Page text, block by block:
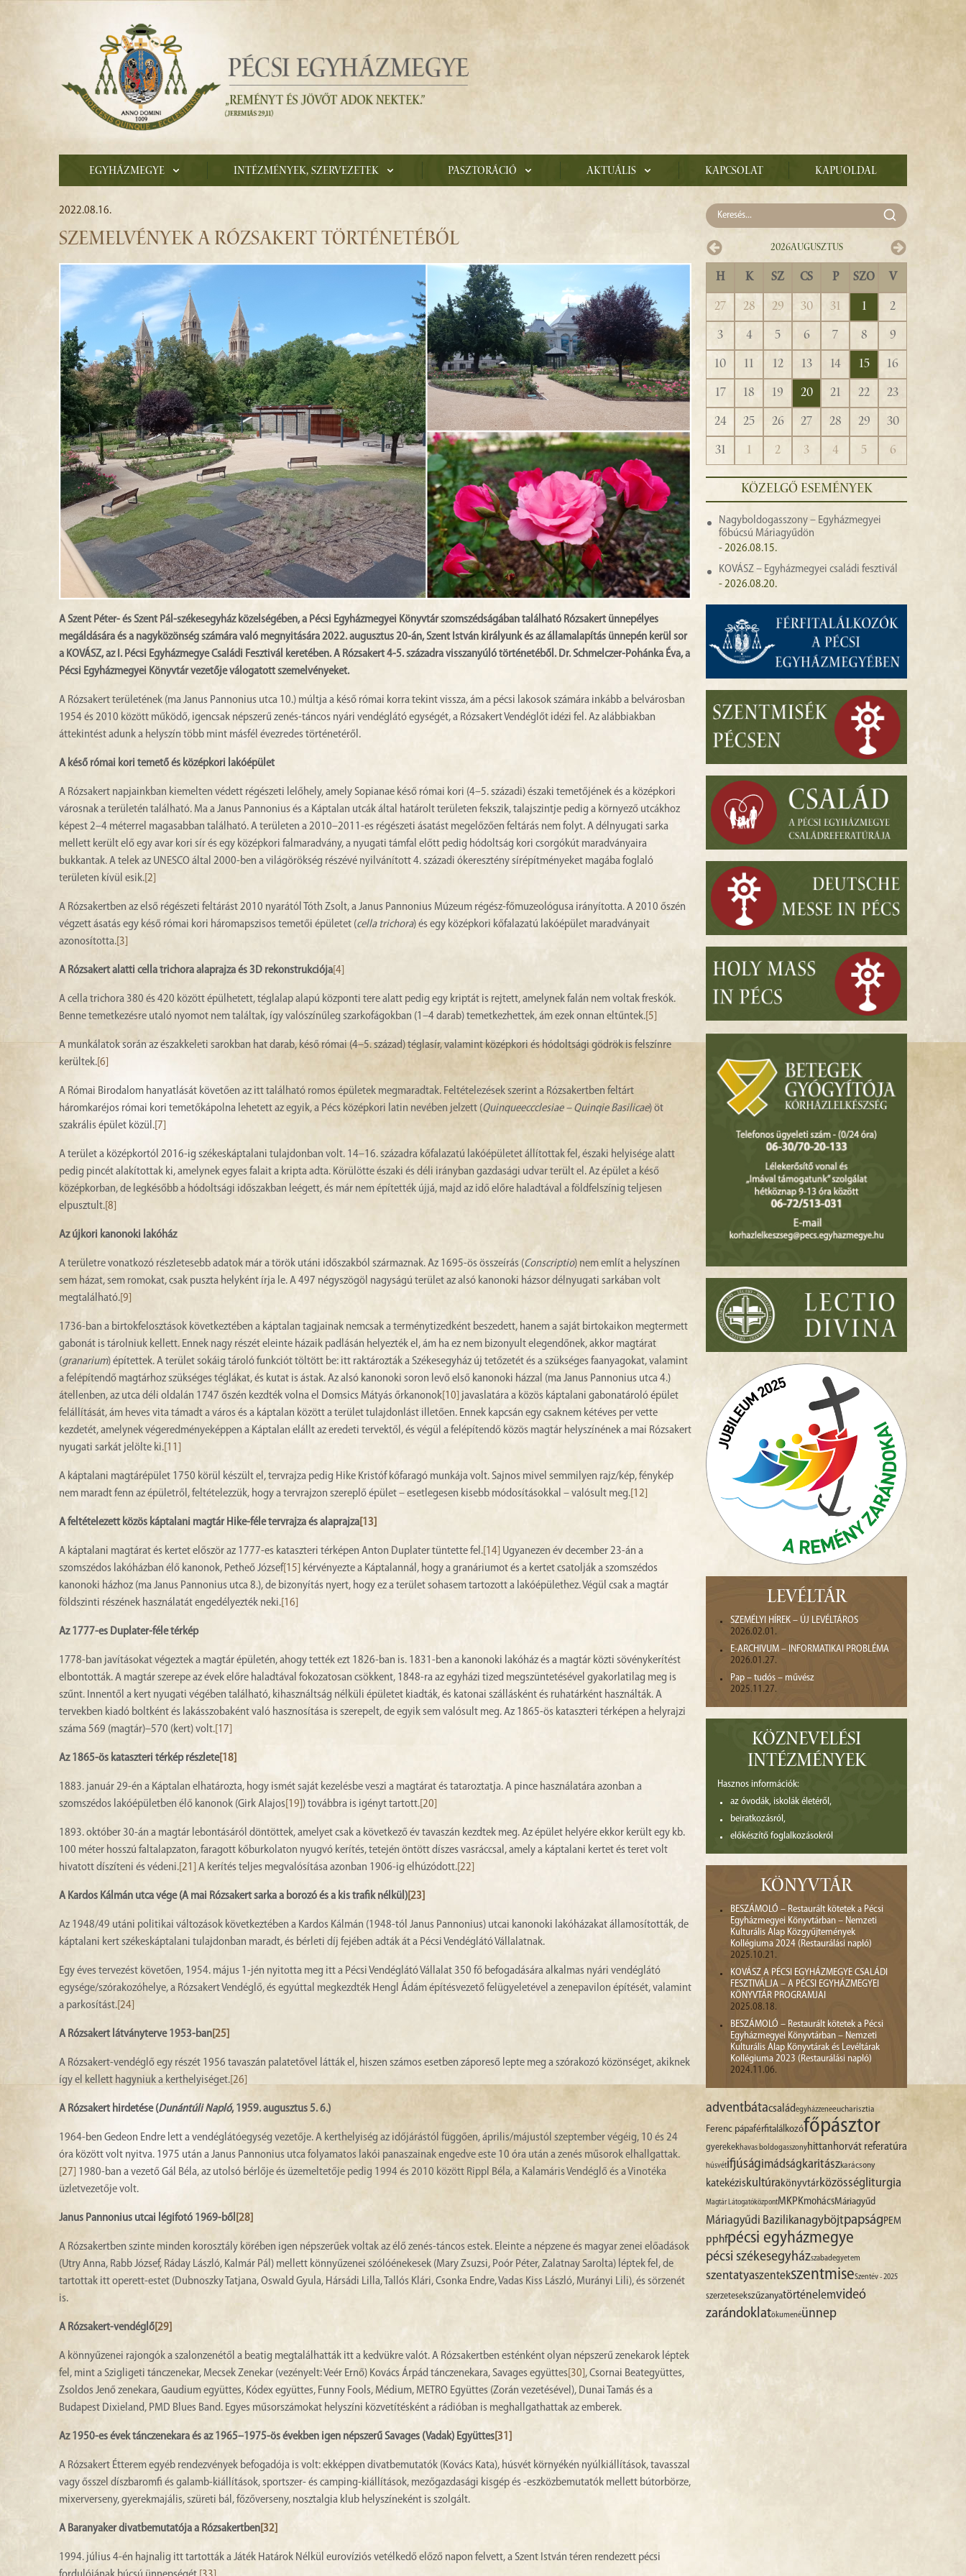
Egyházmegye Intézmények, szervezetek Pasztoráció Aktuális Kapcsolat Kapuoldal
2022.08.16.
SZEMELVÉNYEK A RÓZSAKERT TÖRTÉNETÉBŐL
A Szent Péter- és Szent Pál-székesegyház közelségében, a Pécsi Egyházmegyei Könyvtár szomszédságában található Rózsakert ünnepélyes
megáldására és a nagyközönség számára való megnyitására 2022. augusztus 20-án, Szent István királyunk és az államalapítás ünnepén kerül sor
a KOVÁSZ, az I. Pécsi Egyházmegye Családi Fesztivál keretében. A Rózsakert 4-5. századra visszanyúló történetéből. Dr. Schmelczer-Pohánka Éva, a
Pécsi Egyházmegyei Könyvtár vezetője válogatott szemelvényeket.
A Rózsakert területének (ma Janus Pannonius utca 10.) múltja a késő római korra tekint vissza, ám a pécsi lakosok számára inkább a belvárosban
1954 és 2010 között működő, igencsak népszerű zenés-táncos nyári vendéglátó egységét, a Rózsakert Vendéglőt idézi fel. Az alábbiakban
áttekintést adunk a helyszín több mint másfél évezredes történetéről.
A késő római kori temető és középkori lakóépület
A Rózsakert napjainkban kiemelten védett régészeti lelőhely, amely Sopianae késő római kori (4–5. századi) északi temetőjének és a középkori
városnak a területén található. Ma a Janus Pannonius és a Káptalan utcák által határolt területen fekszik, talajszintje pedig a környező utcákhoz
képest 2–4 méterrel magasabban található. A területen a 2010–2011-es régészeti ásatást megelőzően feltárás nem folyt. A délnyugati sarka
mellett került elő egy avar kori sír és egy középkori falmaradvány, a nyugati támfal előtt pedig hódoltság kori csorgókút maradványaira
bukkantak. A telek az UNESCO által 2000-ben a világörökség részévé nyilvánított 4. századi ókeresztény sírépítményeket magába foglaló
területen kívül esik. [2]
A Rózsakertben az első régészeti feltárást 2010 nyarától Tóth Zsolt, a Janus Pannonius Múzeum régész-főmuzeológusa irányította. A 2010 őszén
végzett ásatás egy késő római kori háromapszisos temetői épületet (cella trichora) és egy középkori kőfalazatú lakóépület maradványait
azonosította. [3]
A Rózsakert alatti cella trichora alaprajza és 3D rekonstrukciója [4]
A cella trichora 380 és 420 között épülhetett, téglalap alapú központi tere alatt pedig egy kriptát is rejtett, amelynek falán nem voltak freskók.
Benne temetkezésre utaló nyomot nem találtak, így valószínűleg szarkofágokban (1–4 darab) temetkezhettek, ám ezek onnan eltűntek. [5]
A munkálatok során az északkeleti sarokban hat darab, késő római (4–5. század) téglasír, valamint középkori és hódoltsági gödrök is felszínre
kerültek. [6]
A Római Birodalom hanyatlását követően az itt található romos épületek megmaradtak. Feltételezések szerint a Rózsakertben feltárt
háromkaréjos római kori temetőkápolna lehetett az egyik, a Pécs középkori latin nevében jelzett (Quinqueeccclesiae – Quinqie Basilicae) öt
szakrális épület közül. [7]
A terület a középkortól 2016-ig székeskáptalani tulajdonban volt. 14–16. századra kőfalazatú lakóépületet állítottak fel, északi helyisége alatt
pedig pincét alakítottak ki, amelynek egyes falait a kripta adta. Körülötte északi és déli irányban gazdasági udvar terült el. Az épület a késő
középkorban, de legkésőbb a hódoltsági időszakban leégett, és már nem építették újjá, majd az idő előre haladtával a földfelszínig teljesen
elpusztult. [8]
Az újkori kanonoki lakóház
A területre vonatkozó részletesebb adatok már a török utáni időszakból származnak. Az 1695-ös összeírás (Conscriptio) nem említ a helyszínen
sem házat, sem romokat, csak puszta helyként írja le. A 497 négyszögöl nagyságú terület az alsó kanonoki házsor délnyugati sarkában volt
megtalálható. [9]
1736-ban a birtokfelosztások következtében a káptalan tagjainak nemcsak a terménytizedként beszedett, hanem a saját birtokaikon megtermett
gabonát is tárolniuk kellett. Ennek nagy részét eleinte házaik padlásán helyezték el, ám ha ez nem bizonyult elegendőnek, akkor magtárat
(granarium) építettek. A terület sokáig tároló funkciót töltött be: itt raktározták a Székesegyház új tetőzetét és a szükséges faanyagokat, valamint
a felépítendő magtárhoz szükséges téglákat, és kutat is ástak. Az alsó kanonoki soron levő első kanonoki házzal (ma Janus Pannonius utca 4.)
átellenben, az utca déli oldalán 1747 őszén kezdték volna el Domsics Mátyás őrkanonok [10] javaslatára a közös káptalani gabonatároló épület
felállítását, ám heves vita támadt a város és a káptalan között a terület tulajdonlást illetően. Ennek kapcsán egy csaknem kétéves per vette
kezdetét, amelynek végeredményeképpen a Káptalan elállt az eredeti tervektől, és végül a felépítendő közös magtár helyszínének a mai Rózsakert
nyugati sarkát jelölte ki. [11]
A káptalani magtárépület 1750 körül készült el, tervrajza pedig Hike Kristóf kőfaragó munkája volt. Sajnos mivel semmilyen rajz/kép, fénykép
nem maradt fenn az épületről, feltételezzük, hogy a tervrajzon szereplő épület – esetlegesen kisebb módosításokkal – valósult meg. [12]
A feltételezett közös káptalani magtár Hike-féle tervrajza és alaprajza [13]
A káptalani magtárat és kertet először az 1777-es kataszteri térképen Anton Duplater tüntette fel. [14] Ugyanezen év december 23-án a
szomszédos lakóházban élő kanonok, Petheő József[15]
kérvényezte a Káptalannál, hogy a granáriumot és a kertet csatolják a szomszédos
kanonoki házhoz (ma Janus Pannonius utca 8.), de bizonyítás nyert, hogy ez a terület sohasem tartozott a lakóépülethez. Végül csak a magtár
földszinti részének használatát engedélyezték neki. [16]
Az 1777-es Duplater-féle térkép
1778-ban javításokat végeztek a magtár épületén, ahogy tették ezt 1826-ban is. 1831-ben a kanonoki lakóház és a magtár közti sövénykerítést
elbontották. A magtár szerepe az évek előre haladtával fokozatosan csökkent, 1848-ra az egyházi tized megszüntetésével gyakorlatilag meg is
szűnt. Innentől a kert nyugati végében található, kihasználtság nélküli épületet kiadták, és katonai szállásként és ruhatárként használták. A
tervekben kiadó boltként és lakásszobaként való hasznosítása is szerepelt, de egyik sem valósult meg. Az 1865-ös kataszteri térképen a helyrajzi
száma 569 (magtár)–570 (kert) volt. [17]
Az 1865-ös kataszteri térkép részlete[18]
1883. január 29-én a Káptalan elhatározta, hogy ismét saját kezelésbe veszi a magtárat és tataroztatja. A pince használatára azonban a
szomszédos lakóépületben élő kanonok (Girk Alajos [19] ) továbbra is igényt tartott. [20]
1893. október 30-án a magtár lebontásáról döntöttek, amelyet csak a következő év tavaszán kezdtek meg. Az épület helyére ekkor került egy kb.
100 méter hosszú faltalapzaton, faragott kőburkolaton nyugvó kerítés, tetején öntött díszes vasráccsal, amely a káptalani kertet és teret volt
hivatott díszíteni és védeni. [21] A kerítés teljes megvalósítása azonban 1906-ig elhúzódott. [22]
A Kardos Kálmán utca vége (A mai Rózsakert sarka a borozó és a kis trafik nélkül) [23]
Az 1948/49 utáni politikai változások következtében a Kardos Kálmán (1948-tól Janus Pannonius) utcai kanonoki lakóházakat államosították, de
káptalani kert székeskáptalani tulajdonban maradt, és bérleti díj fejében adták át a Pécsi Vendéglátó Vállalatnak.
Egy éves tervezést követően, 1954. május 1-jén nyitotta meg itt a Pécsi Vendéglátó Vállalat 350 fő befogadására alkalmas nyári vendéglátó
egysége/szórakozóhelye, a Rózsakert Vendéglő, és egyúttal megkezdték Hengl Ádám építésvezető felügyeletével a zenepavilon építését, valamint
a parkosítást. [24]
A Rózsakert látványterve 1953-ban [25]
A Rózsakert-vendéglő egy részét 1956 tavaszán palatetővel látták el, hiszen számos esetben záporeső lepte meg a szórakozó közönséget, akiknek
így el kellett hagyniuk a kerthelyiséget. [26]
A Rózsakert hirdetése (Dunántúli Napló, 1959. augusztus 5. 6.)
1964-ben Gedeon Endre lett a vendéglátóegység vezetője. A kerthelyiség az időjárástól függően, április/májustól szeptember végéig, 10 és 24
óra között volt nyitva. 1975 után a Janus Pannonius utca folyamatos lakói panaszainak engedve este 10 óra után a zenés műsorok elhallgattak.
[27] 1980-ban a vezető Gál Béla, az utolsó bérlője és üzemeltetője pedig 1994 és 2010 között Rippl Béla, a Kalamáris Vendéglő és a Vinotéka
üzletvezetője volt.
Janus Pannonius utcai légifotó 1969-ből [28]
A Rózsakertben szinte minden korosztály körében igen népszerűek voltak az élő zenés-táncos estek. Eleinte a népzene és magyar zenei előadások
(Utry Anna, Rabb József, Ráday László, Kalmár Pál) mellett könnyűzenei szólóénekesek (Mary Zsuzsi, Poór Péter, Zalatnay Sarolta) léptek fel, de
tartottak itt operett-estet (Dubnoszky Tatjana, Oswald Gyula, Hársádi Lilla, Tallós Klári, Csonka Endre, Vadas Kiss László, Murányi Lili), és sörzenét
is.
A Rózsakert-vendéglő [29]
A könnyűzenei rajongók a szalonzenétől a beatig megtalálhatták itt a kedvükre valót. A Rózsakertben esténként olyan népszerű zenekarok léptek
fel, mint a Szigligeti tánczenekar, Mecsek Zenekar (vezényelt: Veér Ernő) Kovács Árpád tánczenekara, Savages együttes [30] , Csornai Beategyüttes,
Zsoldos Jenő zenekara, Gaudium együttes, Kódex együttes, Funny Fools, Médium, METRO Együttes (Zorán vezetésével), Dunai Tamás és a
Budapest Dixieland, PMD Blues Band. Egyes műsorszámokat helyszíni közvetítésként a rádióban is meghallgathattak az emberek.
Az 1950-es évek tánczenekara és az 1965–1975-ös években igen népszerű Savages (Vadak) Együttes [31]
A Rózsakert Étterem egyéb rendezvények befogadója is volt: ekképpen divatbemutatók (Kovács Kata), húsvét környékén nyúlkiállítások, tavasszal
vagy ősszel díszbaromfi és galamb-kiállítások, sportszer- és camping-kiállítások, mezőgazdasági kisgép és -eszközbemutatók mellett bútorbörze,
mixerverseny, gyerekmajális, szüreti bál, főzőverseny, nosztalgia klub helyszíneként is szolgált.
A Baranyaker divatbemutatója a Rózsakertben [32]
1994. július 4-én hajnalig itt tartották a Játék Határok Nélkül eurovíziós vetélkedő előző napon felvett, a Szent István téren rendezett pécsi
2026Augusztus
H K SZ CS P SZO V
27 28 29 30 31 1
2
3
4 5 6 7 8
9
10
11 12 13 14 15
16
17
18 19 20 21 22
23
24
25 26 27 28 29
30
31
1 2 3 4 5 6
KÖZELGŐ ESEMÉNYEK
Nagyboldogasszony – Egyházmegyei
főbúcsú Máriagyűdön
- 2026.08.15.
KOVÁSZ – Egyházmegyei családi fesztivál
- 2026.08.20.
LEVÉLTÁR
SZEMÉLYI HÍREK – ÚJ LEVÉLTÁROS
2026.02.01.
E-ARCHIVUM – INFORMATIKAI PROBLÉMA
2026.01.27.
Pap – tudós – művész
2025.11.27.
KÖZNEVELÉSI
INTÉZMÉNYEK
Hasznos információk:
az óvodák, iskolák életéről,
beiratkozásról,
előkészítő foglalkozásokról
KÖNYVTÁR
BESZÁMOLÓ – Restaurált kötetek a Pécsi
Egyházmegyei Könyvtárban – Nemzeti
Kulturális Alap Közgyűjtemények
Kollégiuma 2024 (Restaurálási napló)
2025.10.21.
KOVÁSZ A PÉCSI EGYHÁZMEGYE CSALÁDI
FESZTIVÁLJA – A PÉCSI EGYHÁZMEGYEI
KÖNYVTÁR PROGRAMJAI
2025.08.18.
BESZÁMOLÓ – Restaurált kötetek a Pécsi
Egyházmegyei Könyvtárban – Nemzeti
Kulturális Alap Könyvtárak és Levéltárak
Kollégiuma 2023 (Restaurálási napló)
2024.11.06.
adventbátacsaládegyházzeneeucharisztia
Ferenc pápaférfitalálkozófőpásztor
gyerekekhavas boldogasszonyhittanhorvát referatúra
húsvétifjúságimádságkaritászkarácsony
katekéziskultúra könyvtárközösségliturgia
Magtár LátogatóközpontMKPKmohácsMáriagyűd
Máriagyűdi Bazilikanagyböjtpapság PEM
pphfpécsi egyházmegye
pécsi székesegyházszabadegyetem
szentatyaszentekszentmiseSzentév - 2025
szerzetesekszűzanyatörténelemvideó
zarándoklatökumenéünnep